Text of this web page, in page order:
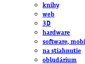
knihy
web
3D
hardware
software,
na stiahnutie
obludárium